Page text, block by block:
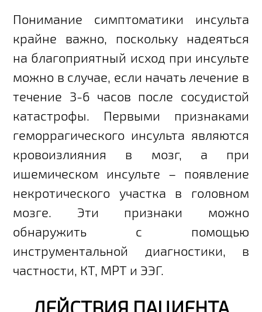
Понимание симптоматики инсульта
крайне важно, поскольку надеяться
на благоприятный исход при инсульте
можно в случае, если начать лечение в
течение 3-6 часов после сосудистой
катастрофы. Первыми признаками
геморрагического инсульта являются
кровоизлияния в мозг, а при
ишемическом инсульте – появление
некротического участка в головном
мозге. Эти признаки можно
обнаружить с помощью
инструментальной диагностики, в
частности, КТ, МРТ и ЭЭГ.